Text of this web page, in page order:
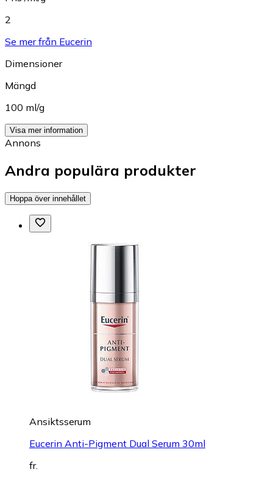
2
Se mer från Eucerin
Dimensioner
Mängd
100 ml/g
Visa mer information
Annons
Andra populära produkter
Hoppa över innehållet
Ansiktsserum
Eucerin Anti-Pigment Dual Serum 30ml
fr.